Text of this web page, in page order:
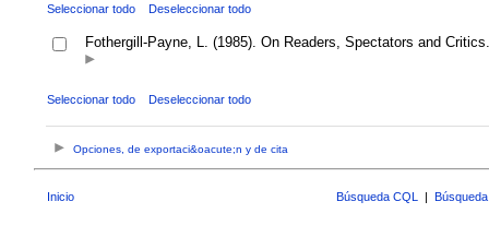
Seleccionar todo Deseleccionar todo
Fothergill-Payne, L. (1985). On Readers, Spectators and
Seleccionar todo Deseleccionar todo
Opciones, de exportaci&oacute;n y de cita
Inicio Búsqueda CQL |